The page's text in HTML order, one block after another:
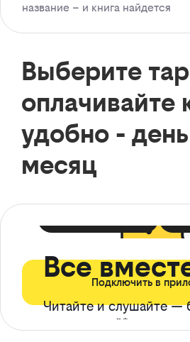
название – и книга найдется
Выберите
оплачивайте
удобно -
месяц
Все
Читайте и слушайте —
ограничений*
Подключить в